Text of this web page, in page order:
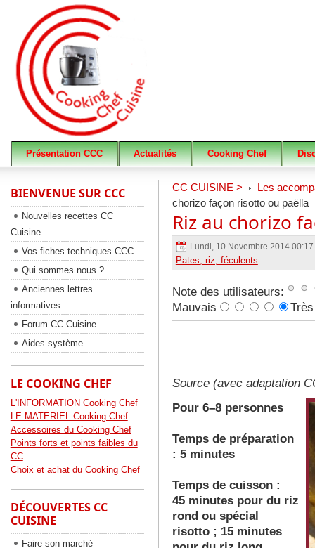
Présentation CCC Actualités Cooking Chef
CC CUISINE >
Les
chorizo façon risotto ou paëlla
Riz au chorizo
Lundi, 10 Novembre 2014 00:17
Pates, riz, féculents
Note des utilisateurs:
Mauvais
Source (avec adaptation
Pour 6–8 personnes
Temps de préparation
: 5 minutes
Temps de cuisson :
45 minutes pour du riz
rond ou spécial
risotto ; 15 minutes
BIENVENUE SUR CCC
Nouvelles recettes CC
Cuisine
Vos fiches techniques CCC
Qui sommes nous ?
Anciennes lettres
informatives
Forum CC Cuisine
Aides système
LE COOKING CHEF
L'INFORMATION Cooking Chef
LE MATERIEL Cooking Chef
Accessoires du Cooking Chef
Points forts et points faibles du
CC
Choix et achat du Cooking Chef
DÉCOUVERTES CC
CUISINE
Faire son marché